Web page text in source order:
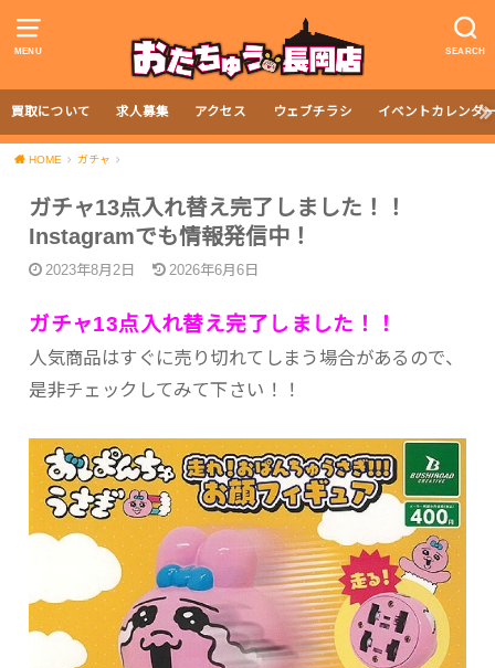
MENU SEARCH
買取について 求人募集 アクセス ウェブチラシ イベントカレンダ
HOME ガチャ
ガチャ13点入れ替え完了しました！！
Instagramでも情報発信中！
2023年8月2日 2026年6月6日
ガチャ13点入れ替え完了しました！！
人気商品はすぐに売り切れてしまう場合があるので、
是非チェックしてみて下さい！！